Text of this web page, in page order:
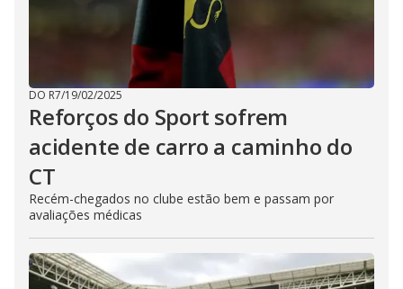
DO R7/19/02/2025
Reforços do Sport sofrem
acidente de carro a caminho do
CT
Recém-chegados no clube estão bem e passam por
avaliações médicas